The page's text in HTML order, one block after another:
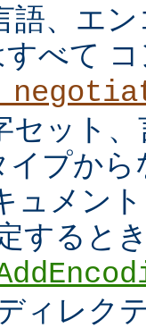
語、エ
べて
セット
イプか
ュメン
すると
ィレク